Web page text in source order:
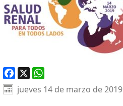
Facebook
X WhatsApp
jueves 14 de marzo de 2019